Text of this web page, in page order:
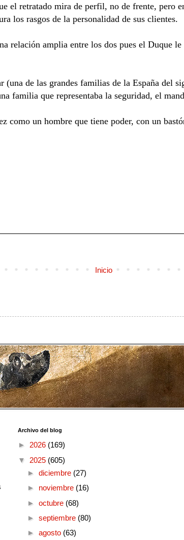
el retratado mira de perfil, no de frente, pero
los rasgos de la personalidad de sus clientes.
relación amplia entre los dos pues el Duque
(una de las grandes familias de la España del
familia que representaba la seguridad, el
como un hombre que tiene poder, con un
Inicio
Archivo del blog
► 2026 (169)
▼ 2025 (605)
► diciembre (27)
► noviembre (16)
► octubre (68)
► septiembre (80)
► agosto (63)